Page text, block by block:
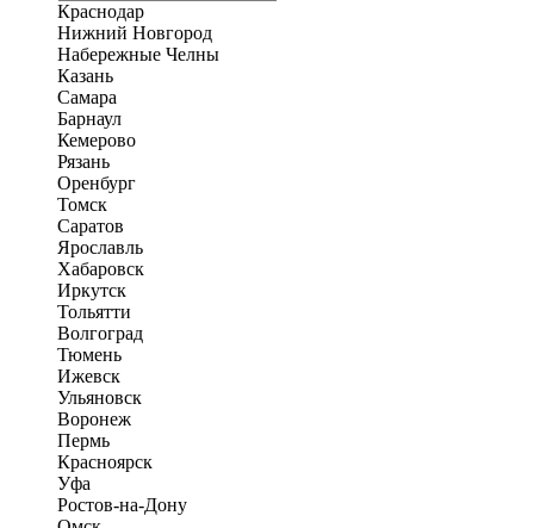
Краснодар
Нижний Новгород
Набережные Челны
Казань
Самара
Барнаул
Кемерово
Рязань
Оренбург
Томск
Саратов
Ярославль
Хабаровск
Иркутск
Тольятти
Волгоград
Тюмень
Ижевск
Ульяновск
Воронеж
Пермь
Красноярск
Уфа
Ростов-на-Дону